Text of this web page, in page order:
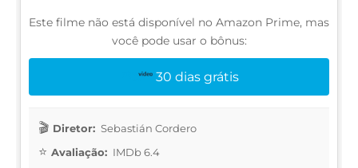
Este filme não está disponível no Amazon Prime, mas
você pode usar o bônus:
30 dias grátis
Diretor: Sebastián Cordero
Avaliação: IMDb 6.4